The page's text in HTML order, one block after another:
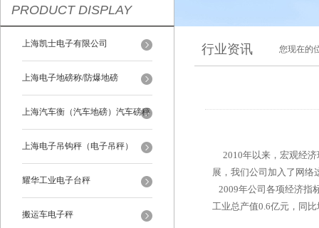
PRODUCT DISPLAY
上海凯士电子有限公司
上海电子地磅称/防爆地磅
上海汽车衡（汽车地磅）汽车磅秤
上海电子吊钩秤（电子吊秤）
耀华工业电子台秤
搬运车电子秤
行业资讯 您现在的
2010年以来，宏观经济
展，我们公司加入了网
2009年公司各项经济指
工业总产值0.6亿元，同